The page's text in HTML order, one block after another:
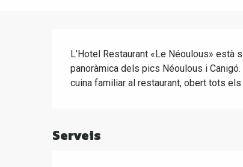
Descripció
L’Hotel Restaurant «Le Néoulous»
panoràmica dels pics Néoulous i
cuina familiar al restaurant, obert tots
Serveis